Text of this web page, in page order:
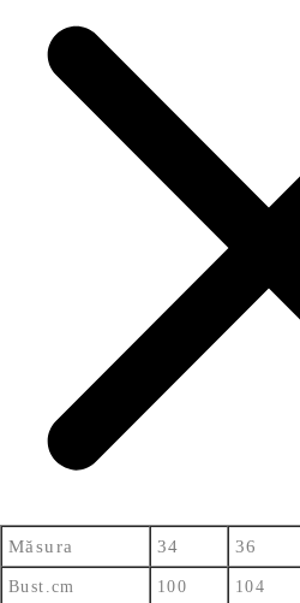
Măsura 34 36
Bust.cm 100 104